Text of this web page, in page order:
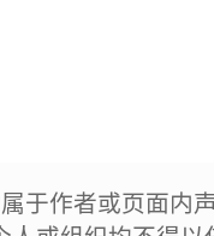
于作者或页面内